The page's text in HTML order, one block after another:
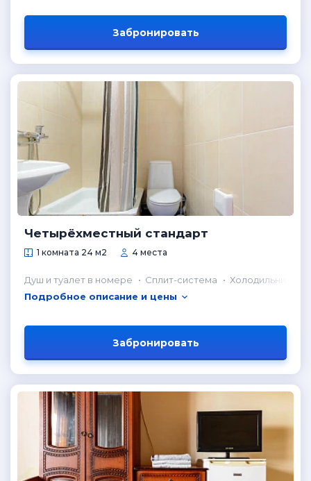
Забронировать
Четырёхместный стандарт
1 комната 24 м2 4 места
Душ и туалет в номере Сплит-система
Холодильник в
Подробное описание и цены
Забронировать